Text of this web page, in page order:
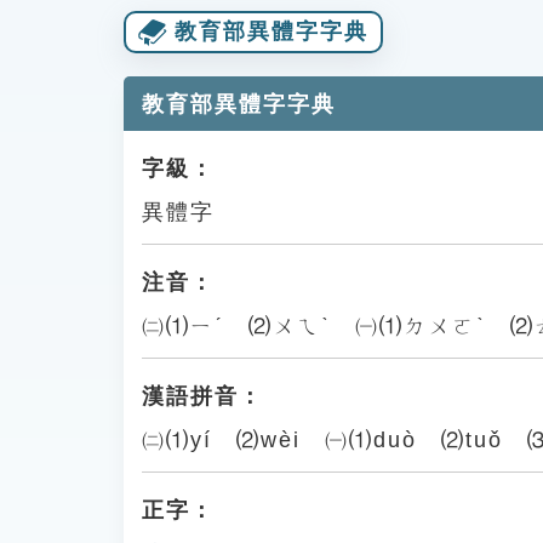
教育部異體字字典
教育部異體字字典
字級：
異體字
注音：
㈡⑴ㄧˊ ⑵ㄨㄟˋ ㈠⑴ㄉㄨㄛˋ ⑵
漢語拼音：
㈡⑴yí ⑵wèi ㈠⑴duò ⑵tuǒ
正字：